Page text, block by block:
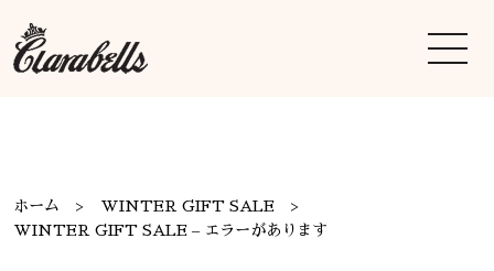
ホーム
WINTER GIFT SALE
WINTER GIFT SALE – エラーがあります